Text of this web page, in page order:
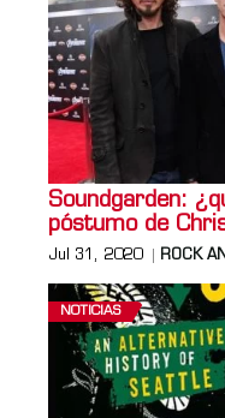
Soundgarden:
póstumo de
Jul 31, 2020 ROCK
NOTICIAS